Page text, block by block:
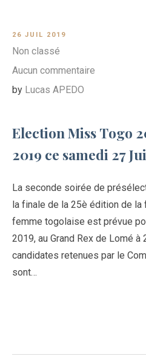
26 JUIL 2019
Non classé
Aucun commentaire
by Lucas APEDO
Election Miss Togo
2019 ce samedi 27
La seconde soirée de
la finale de la 25è édition de
femme togolaise est prévue
2019, au Grand Rex de Lomé
candidates retenues par le
sont…